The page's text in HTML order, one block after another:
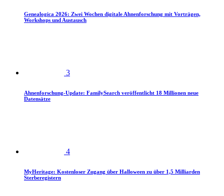
Genealogica 2026: Zwei Wochen digitale Ahnenforschung mit Vorträgen,
Workshops und Austausch
3
Ahnenforschung-Update: FamilySearch veröffentlicht 18 Millionen neue
Datensätze
4
MyHeritage: Kostenloser Zugang über Halloween zu über 1,5 Milliarden
Sterberegistern